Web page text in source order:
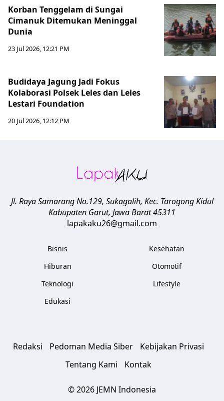
Korban Tenggelam di Sungai
Cimanuk Ditemukan Meninggal
Dunia
23 Jul 2026, 12:21 PM
Budidaya Jagung Jadi Fokus
Kolaborasi Polsek Leles dan Leles
Lestari Foundation
20 Jul 2026, 12:12 PM
Jl. Raya Samarang No.129, Sukagalih, Kec. Tarogong Kidul
Kabupaten Garut, Jawa Barat45311
lapakaku26@gmail.com
Bisnis
Hiburan
Teknologi
Edukasi
Kesehatan
Otomotif
Lifestyle
Redaksi Pedoman Media Siber
Kebijakan Privasi
Tentang Kami
Kontak
© 2026 JEMN Indonesia